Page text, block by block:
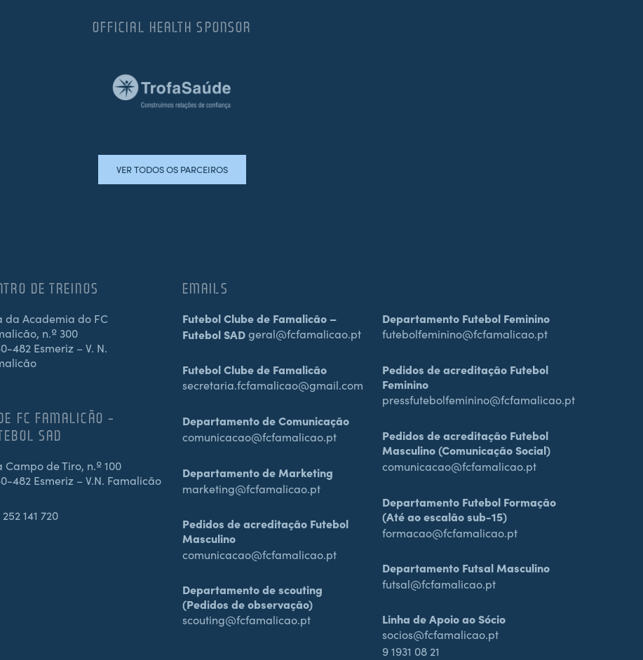
OFFICIAL HEALTH SPONSOR
VER TODOS OS PARCEIROS
DE TREINOS
da Academia do FC
n.º 300
482 Esmeriz – V. N.
FC FAMALICÃO –
SAD
Campo de Tiro, n.º 100
482 Esmeriz – V.N. Famalicão
252 141 720
EMAILS
Futebol Clube de Famalicão –
Futebol SADgeral@fcfamalicao.pt
Futebol Clube de Famalicão
secretaria.fcfamalicao@gmail.com
Departamento de Comunicação
comunicacao@fcfamalicao.pt
Departamento de Marketing
marketing@fcfamalicao.pt
Pedidos de acreditação Futebol
Masculino
comunicacao@fcfamalicao.pt
Departamento de scouting
(Pedidos de observação)
scouting@fcfamalicao.pt
Departamento Futebol Feminino
futebolfeminino@fcfamalicao.pt
Pedidos de acreditação Futebol
Feminino
pressfutebolfeminino@fcfamalicao.pt
Pedidos de acreditação Futebol
Masculino (Comunicação Social)
comunicacao@fcfamalicao.pt
Departamento Futebol Formação
(Até ao escalão sub-15)
formacao@fcfamalicao.pt
Departamento Futsal Masculino
futsal@fcfamalicao.pt
Linha de Apoio ao Sócio
socios@fcfamalicao.pt
9 1931 08 21